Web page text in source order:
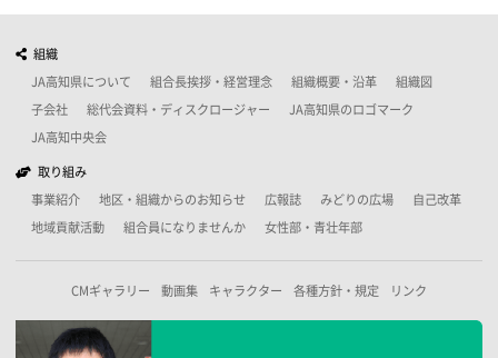
組織
JA高知県について 組合長挨拶・経営理念 組織概要・沿革 組織図
子会社 総代会資料・ディスクロージャー JA高知県のロゴマーク
JA高知中央会
取り組み
事業紹介 地区・組織からのお知らせ 広報誌 みどりの広場 自己改革
地域貢献活動 組合員になりませんか 女性部・青壮年部
CMギャラリー 動画集 キャラクター 各種方針・規定 リンク